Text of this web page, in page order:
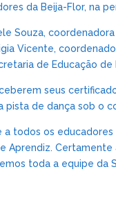
da Beija-Flor, na
Souza,
Vicente,
de Educação de
seus
pista de dança sob o
a todos os
Aprendiz.
toda a equipe da